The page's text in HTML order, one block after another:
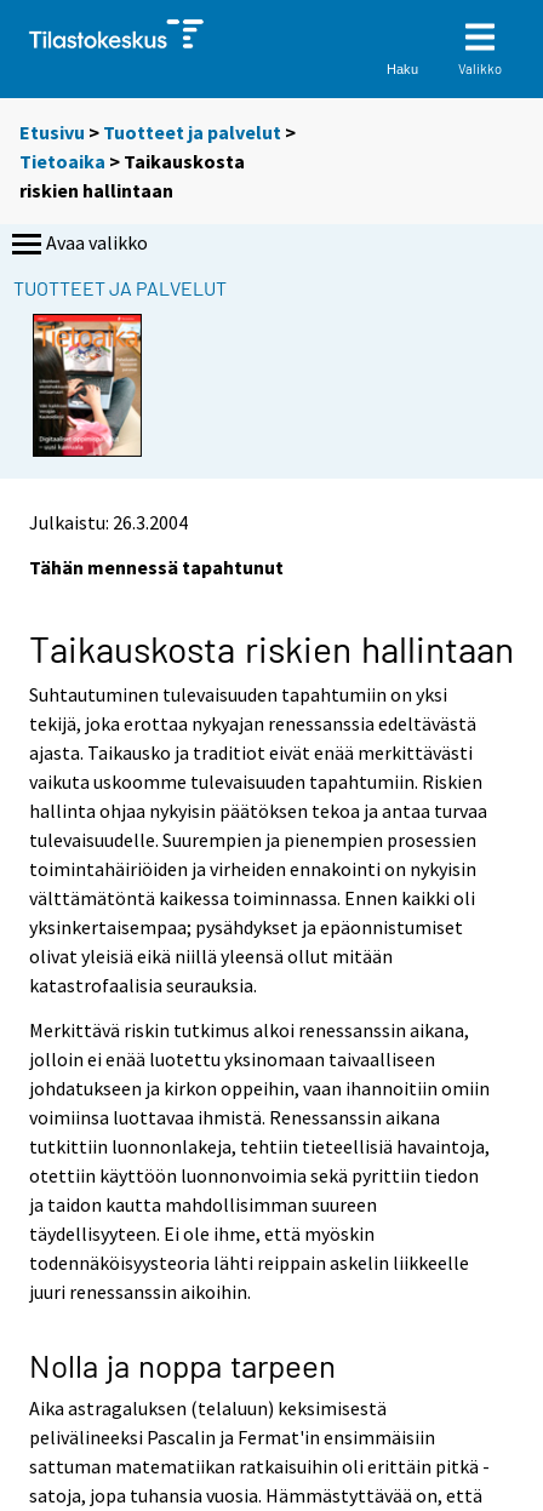
Haku Valikko
Etusivu > Tuotteet ja palvelut >
Tietoaika > Taikauskosta
riskien hallintaan
Avaa valikko
TUOTTEET JA PALVELUT
Julkaistu: 26.3.2004
Tähän mennessä tapahtunut
Taikauskosta riskien hallintaan
Suhtautuminen tulevaisuuden tapahtumiin on yksi
tekijä, joka erottaa nykyajan renessanssia edeltävästä
ajasta. Taikausko ja traditiot eivät enää merkittävästi
vaikuta uskoomme tulevaisuuden tapahtumiin. Riskien
hallinta ohjaa nykyisin päätöksen tekoa ja antaa turvaa
tulevaisuudelle. Suurempien ja pienempien prosessien
toimintahäiriöiden ja virheiden ennakointi on nykyisin
välttämätöntä kaikessa toiminnassa. Ennen kaikki oli
yksinkertaisempaa; pysähdykset ja epäonnistumiset
olivat yleisiä eikä niillä yleensä ollut mitään
katastrofaalisia seurauksia.
Merkittävä riskin tutkimus alkoi renessanssin aikana,
jolloin ei enää luotettu yksinomaan taivaalliseen
johdatukseen ja kirkon oppeihin, vaan ihannoitiin omiin
voimiinsa luottavaa ihmistä. Renessanssin aikana
tutkittiin luonnonlakeja, tehtiin tieteellisiä havaintoja,
otettiin käyttöön luonnonvoimia sekä pyrittiin tiedon
ja taidon kautta mahdollisimman suureen
täydellisyyteen. Ei ole ihme, että myöskin
todennäköisyysteoria lähti reippain askelin liikkeelle
juuri renessanssin aikoihin.
Nolla ja noppa tarpeen
Aika astragaluksen (telaluun) keksimisestä
pelivälineeksi Pascalin ja Fermat'in ensimmäisiin
sattuman matematiikan ratkaisuihin oli erittäin pitkä -
satoja, jopa tuhansia vuosia. Hämmästyttävää on, että